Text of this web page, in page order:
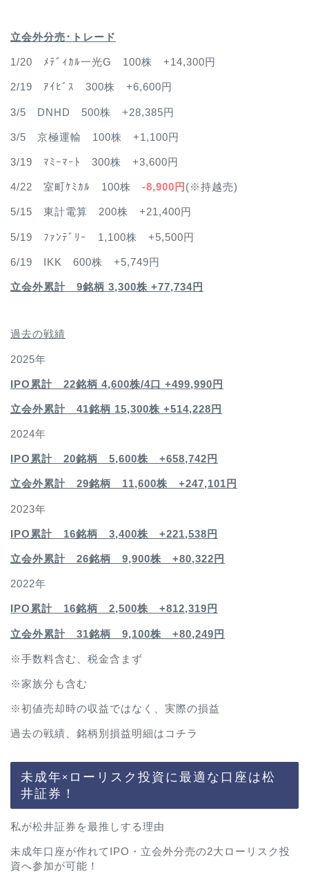
立会外分売･トレード
1/20 ﾒﾃﾞｨｶﾙ一光G 100株 +14,300円
2/19 ｱｲﾋﾞｽ 300株 +6,600円
3/5 DNHD 500株 +28,385円
3/5 京極運輸 100株 +1,100円
3/19 ﾏﾐｰﾏｰﾄ 300株 +3,600円
4/22 室町ｹﾐｶﾙ 100株 -8,900円 (※持越売)
5/15 東計電算 200株 +21,400円
5/19 ﾌｧﾝﾃﾞﾘｰ 1,100株 +5,500円
6/19 IKK 600株 +5,749円
立会外累計 9銘柄 3,300株 +77,734円
過去の戦績
2025年
IPO累計 22銘柄 4,600株/4口 +499,990円
立会外累計 41銘柄 15,300株 +514,228円
2024年
IPO累計 20銘柄 5,600株 +658,742円
立会外累計 29銘柄 11,600株 +247,101円
2023年
IPO累計 16銘柄 3,400株 +221,538円
立会外累計 26銘柄 9,900株 +80,322円
2022年
IPO累計 16銘柄 2,500株 +812,319円
立会外累計 31銘柄 9,100株 +80,249円
※手数料含む、税金含まず
※家族分も含む
※初値売却時の収益ではなく、実際の損益
過去の戦績、銘柄別損益明細は コチラ
未成年×ローリスク投資に最適な口座は松
井証券！
私が松井証券を最推しする理由
未成年口座が作れてIPO・立会外分売の2大ローリスク投
資へ参加が可能！